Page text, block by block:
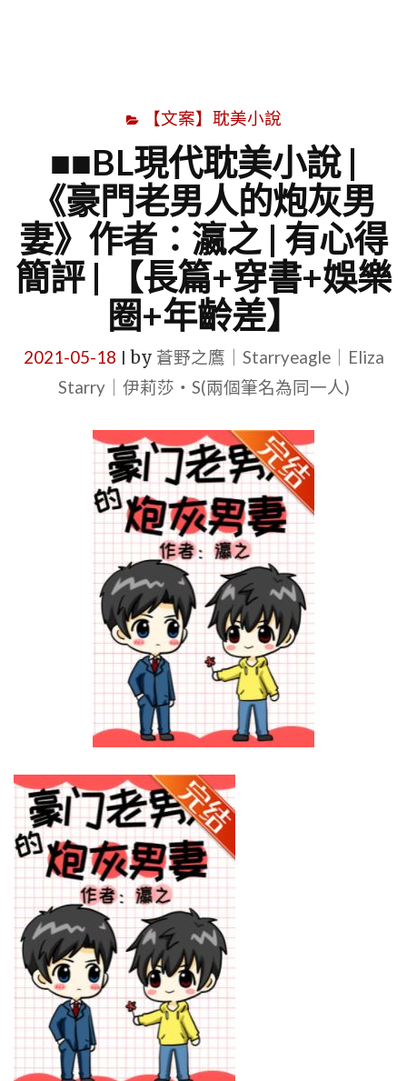
【文案】耽美小說
■■BL現代耽美小說 |
《豪門老男人的炮灰男
妻》作者：瀛之 | 有心得
簡評 | 【長篇+穿書+娛樂
圈+年齡差】
2021-05-18 by 蒼野之鷹｜Starryeagle｜Eliza
Starry｜伊莉莎・S(兩個筆名為同一人)